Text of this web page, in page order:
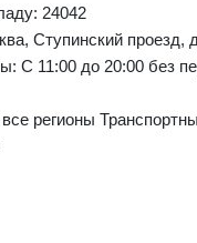
24042
Ступинский проезд,
С 11:00 до 20:00 без
регионы